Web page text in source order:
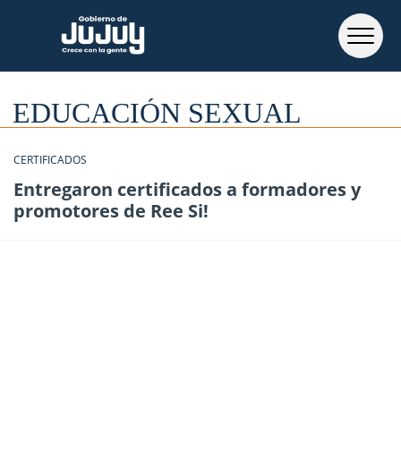
EDUCACIÓN SEXUAL
CERTIFICADOS
Entregaron certificados a formadores y
promotores de Ree Si!